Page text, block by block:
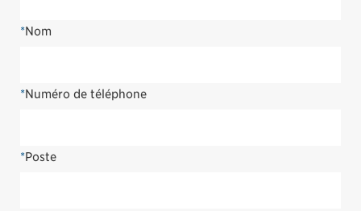
*Nom
*Numéro de téléphone
*Poste